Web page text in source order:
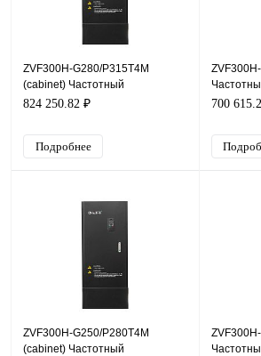
ZVF300H-G280/P315T4M
(cabinet) Частотный
преобразователь ZVF300H,
824 250.82 ₽
Подробнее
700
ZVF300H-G250/P280T4M
(cabinet) Частотный